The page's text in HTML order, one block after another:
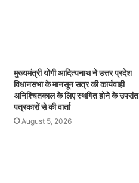
मुख्यमंत्री योगी आदित्यनाथ ने उत्तर प्रदेश
विधानसभा के मानसून सत्र की कार्यवाही
अनिश्चितकाल के लिए स्थगित होने के उपरांत
पत्रकारों से की वार्ता
August 5, 2026